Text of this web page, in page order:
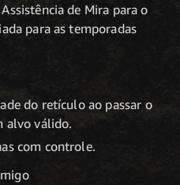
de Mira para o
para as temporadas
do retículo ao passar o
alvo válido.
com controle.